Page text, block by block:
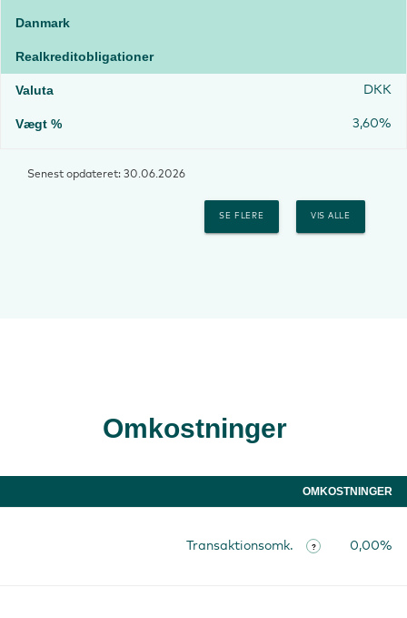
Danmark
Realkreditobligationer
DKK
3,60%
Senest opdateret: 30.06.2026
SE FLERE VIS ALLE
Omkostninger
OMKOSTNINGER
Transaktionsomk. ? 0,00%